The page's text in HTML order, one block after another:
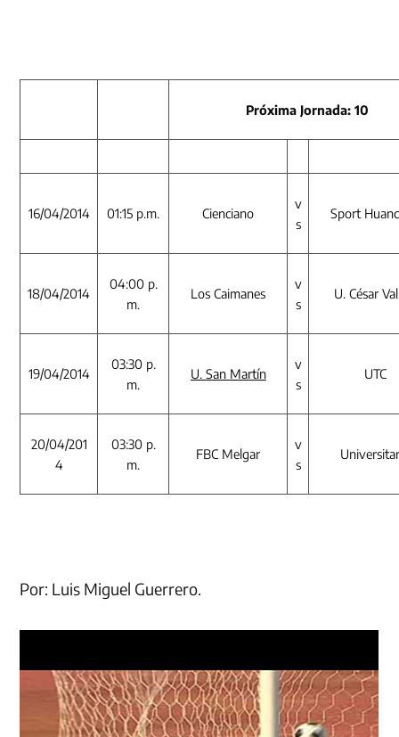
Próxima Jornada: 10
16/04/2014 01:15 p.m. Cienciano
v
s
Sport
18/04/2014
04:00 p.
m.
Los Caimanes
v
s
U. César
19/04/2014
03:30 p.
m.
U. San Martín
v
s
UTC
20/04/201
4
03:30 p.
m.
FBC Melgar
v
s
Por: Luis Miguel Guerrero.